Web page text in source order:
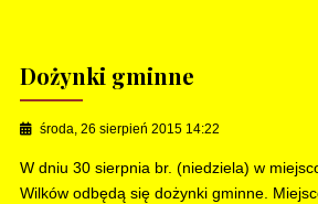
Dożynki gminne
środa, 26 sierpień 2015 14:22
W dniu 30 sierpnia br. (niedziela) w
Wilków odbędą się dożynki gminne.